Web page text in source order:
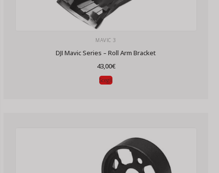
MAVIC 3
DJI Mavic Series – Roll Arm Bracket
43,00€
Scegli